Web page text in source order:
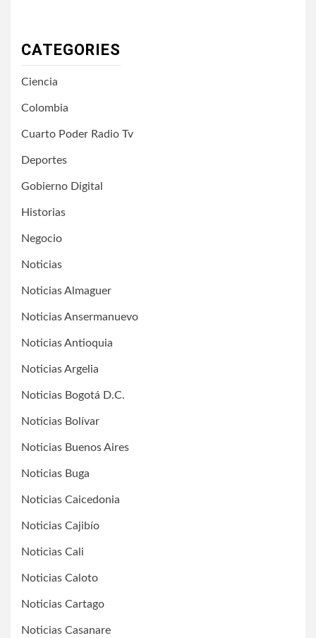
CATEGORIES
Ciencia
Colombia
Cuarto Poder Radio Tv
Deportes
Gobierno Digital
Historias
Negocio
Noticias
Noticias Almaguer
Noticias Ansermanuevo
Noticias Antioquia
Noticias Argelia
Noticias Bogotá D.C.
Noticias Bolívar
Noticias Buenos Aires
Noticias Buga
Noticias Caicedonia
Noticias Cajibío
Noticias Cali
Noticias Caloto
Noticias Cartago
Noticias Casanare